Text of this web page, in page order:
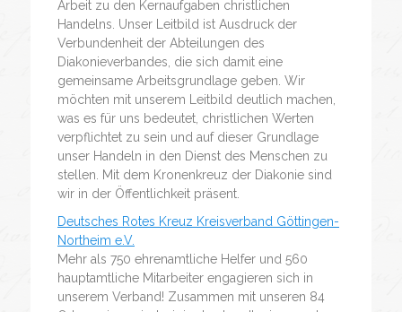
Arbeit zu den Kernaufgaben christlichen
Handelns. Unser Leitbild ist Ausdruck der
Verbundenheit der Abteilungen des
Diakonieverbandes, die sich damit eine
gemeinsame Arbeitsgrundlage geben. Wir
möchten mit unserem Leitbild deutlich machen,
was es für uns bedeutet, christlichen Werten
verpflichtet zu sein und auf dieser Grundlage
unser Handeln in den Dienst des Menschen zu
stellen. Mit dem Kronenkreuz der Diakonie sind
wir in der Öffentlichkeit präsent.
Deutsches Rotes Kreuz Kreisverband Göttingen-
Northeim e.V.
Mehr als 750 ehrenamtliche Helfer und 560
hauptamtliche Mitarbeiter engagieren sich in
unserem Verband! Zusammen mit unseren 84